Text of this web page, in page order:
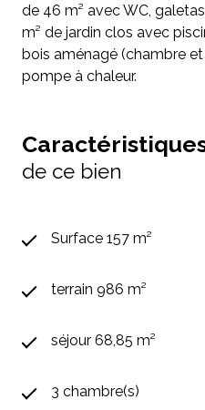
de 46 m² avec WC,
m² de jardin clos avec
bois aménagé (chambre
pompe à chaleur.
de ce bien
Surface 157 m²
terrain 986 m²
séjour 68,85 m²
3 chambre(s)